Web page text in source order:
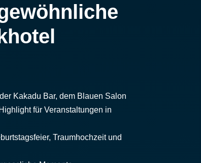
Kakadu Bar, dem Blauen Salon
für Veranstaltungen in
Traumhochzeit und